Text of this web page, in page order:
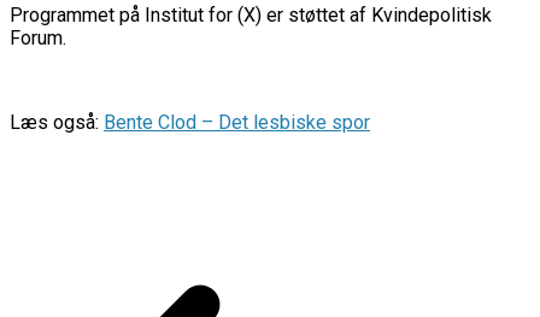
Programmet på Institut for (X) er støttet af Kvindepolitisk
Forum.
Læs også: Bente Clod – Det lesbiske spor